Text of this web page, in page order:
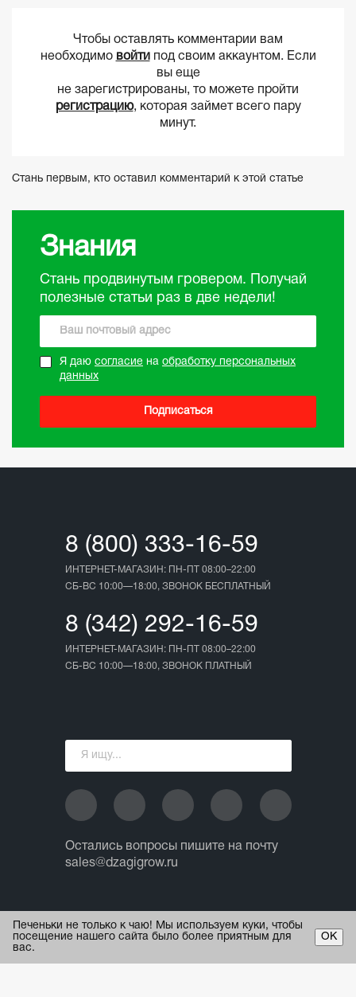
Чтобы оставлять комментарии вам
необходимо войти под своим аккаунтом. Если
вы еще
не зарегистрированы, то можете пройти
регистрацию, которая займет всего пару
минут.
Стань первым, кто оставил комментарий к этой статье
Знания
Стань продвинутым гровером. Получай
полезные статьи раз в две недели!
Я даю согласие на обработку персональных
данных
Подписаться
8 (800) 333-16-59
ИНТЕРНЕТ-МАГАЗИН: ПН-ПТ 08:00–22:00
СБ-ВС 10:00—18:00, ЗВОНОК БЕСПЛАТНЫЙ
8 (342) 292-16-59
ИНТЕРНЕТ-МАГАЗИН: ПН-ПТ 08:00–22:00
СБ-ВС 10:00—18:00, ЗВОНОК ПЛАТНЫЙ
Остались вопросы пишите на почту
sales@dzagigrow.ru
© 2013 - 2026 ИП Ежов А.А.
Все права защищены.
Печеньки не только к чаю! Мы используем куки, чтобы
посещение нашего сайта было более приятным для
вас.
ОК